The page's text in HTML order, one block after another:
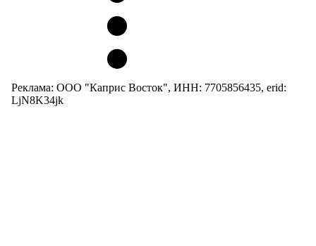
Реклама: ООО "Каприс Восток", ИНН: 7705856435, erid:
LjN8K34jk